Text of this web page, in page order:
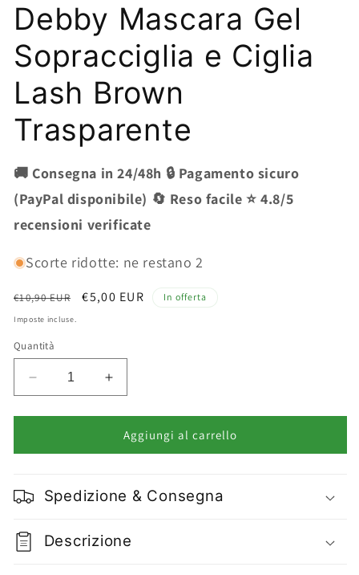
multimediali
1
finestra
modale
Debby Mascara Gel
Sopracciglia e Ciglia
Lash Brown
Trasparente
🚚 Consegna in 24/48h 🔒 Pagamento sicuro
(PayPal disponibile) 🔄 Reso facile ⭐ 4.8/5
recensioni verificate
Scorte ridotte: ne restano 2
Prezzo
di
€10,90 EUR
Prezzo
€5,00 EUR In offerta
Imposte incluse.
Quantità
Diminuisci
quantità
per
Mascara
e
Lash
Aumenta
quantità
per
Debby
Mascara
e
Lash
Aggiungi al carrello
Spedizione & Consegna
Descrizione